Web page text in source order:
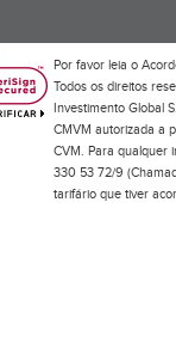
Por favor leia o
Todos os direitos
Investimento Global
CMVM autorizada a
CVM. Para qualquer
330 53 72/9
tarifário que tiver